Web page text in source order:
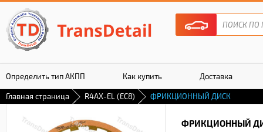
Определить тип АКПП Как купить Доставка
Гарантия
Главная страница R4AX-EL (EC8) ФРИКЦИОННЫЙ ДИСК
ФРИКЦИОННЫЙ